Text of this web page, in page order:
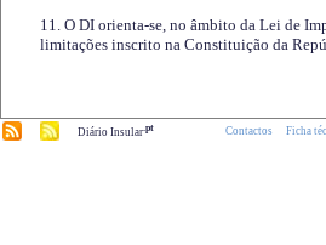
11. O DI orienta-se, no âmbito da Lei de
limitações inscrito na Constituição da
Diário Insular.pt Contactos Ficha